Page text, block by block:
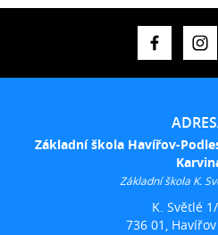
Základní škola Havířov-
Základní škola K.
K. Světlé
736 01,